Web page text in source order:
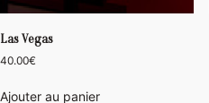
Las Vegas
40.00€
Ajouter au panier